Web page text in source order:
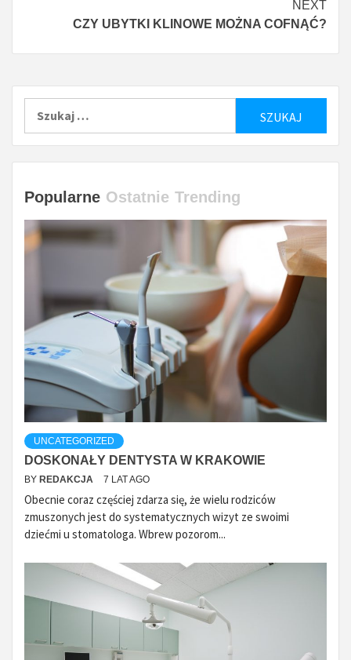
NEXT
CZY UBYTKI KLINOWE MOŻNA COFNĄĆ?
Popularne Ostatnie Trending
UNCATEGORIZED
DOSKONAŁY DENTYSTA W KRAKOWIE
BY REDAKCJA 7 LAT AGO
Obecnie coraz częściej zdarza się, że wielu rodziców
zmuszonych jest do systematycznych wizyt ze swoimi
dziećmi u stomatologa. Wbrew pozorom...